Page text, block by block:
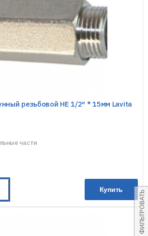
ФИЛЬТРОВАТЬ
резьбовой HE 1/2″ * 15мм Lavita
части
Купить